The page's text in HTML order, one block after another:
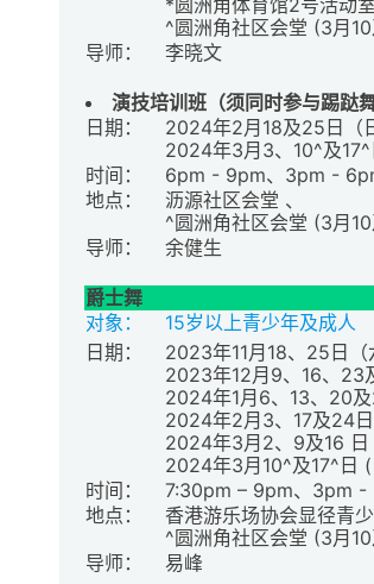
^圆洲角社区会堂 (3月10
导师：
李晓文
演技培训班（须同时参与踢跶舞
日期：
2024年2月18及25日（
2024年3月3、10^及17^
时间：
6pm - 9pm、3pm -
地点：
沥源社区会堂 、
^圆洲角社区会堂 (3月10
导师：
余健生
爵士舞
对象：
15岁以上青少年及成人
日期：
2023年11月18、25日（
2023年12月9、16、23
2024年1月6、13、20及
2024年2月3、17及24日
2024年3月2、9及16 日
2024年3月10^及17^日 (
时间：
7:30pm – 9pm、3pm -
地点：
香港游乐场协会显径青
^圆洲角社区会堂 (3月10
导师：
易峰